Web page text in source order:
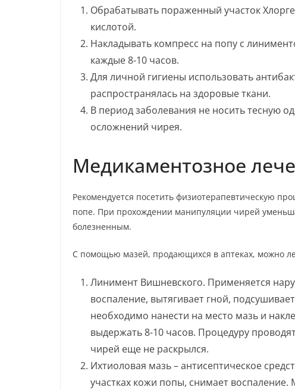
Обрабатывать пораженный участок
кислотой.
Накладывать компресс на попу с
каждые 8-10 часов.
Для личной гигиены использовать
распространялась на здоровые ткани.
В период заболевания не носить тесную
осложнений чирея.
Медикаментозное
Рекомендуется посетить физиотерапевтическую
попе. При прохождении манипуляции чирей
болезненным.
С помощью мазей, продающихся в аптеках, можно
Линимент Вишневского. Применяется
воспаление, вытягивает гной,
необходимо нанести на место мазь и
выдержать 8-10 часов. Процедуру
чирей еще не раскрылся.
Ихтиоловая мазь – антисептическое
участках кожи попы, снимает